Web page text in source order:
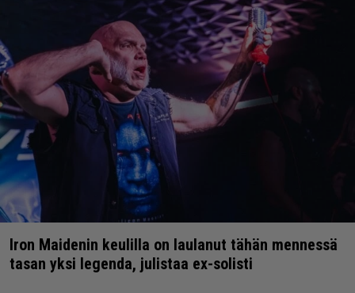
Iron Maidenin keulilla on laulanut tähän mennessä
tasan yksi legenda, julistaa ex-solisti